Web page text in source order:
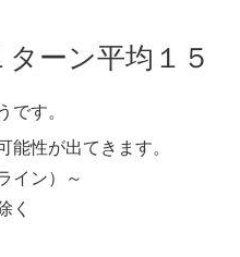
ーン平均１５
です。
能性が出てきます。
イン）～
く